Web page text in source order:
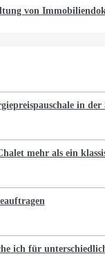
von
in
mehr als ein
ich für